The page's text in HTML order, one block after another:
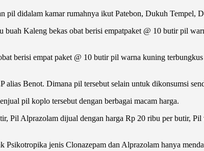
pil didalam kamar rumahnya ikut Patebon, Dukuh Tempel,
buah Kaleng bekas obat berisi empatpaket @ 10 butir pil
berisi empat paket @ 10 butir pil warna kuning
alias Benot. Dimana pil tersebut selain untuk dikonsumsi
pil koplo tersebut dengan berbagai macam harga.
Pil Alprazolam dijual dengan harga Rp 20 ribu per butir,
jenis Clonazepam dan Alprazolam hanya